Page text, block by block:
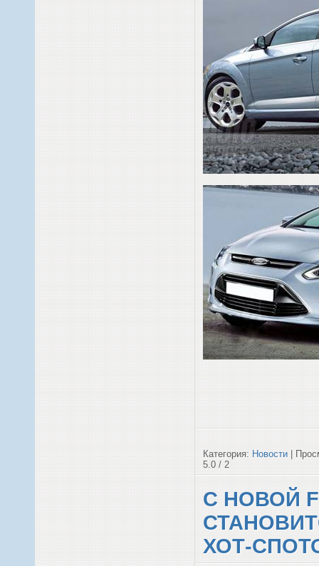
Категория: Новости |
5.0 / 2
С НОВОЙ
ХОТ-